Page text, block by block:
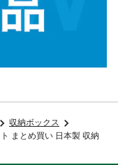
収納ボックス
まとめ買い 日本製 収納